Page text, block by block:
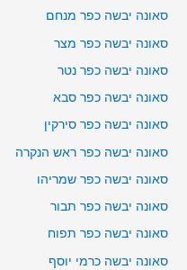
סאונה יבשה כפר מנחם
סאונה יבשה כפר מצר
סאונה יבשה כפר נטר
סאונה יבשה כפר סבא
סאונה יבשה כפר סירקין
סאונה יבשה כפר ראש הנקרה
סאונה יבשה כפר שמריהו
סאונה יבשה כפר תבור
סאונה יבשה כפר תפוח
סאונה יבשה כרמי יוסף